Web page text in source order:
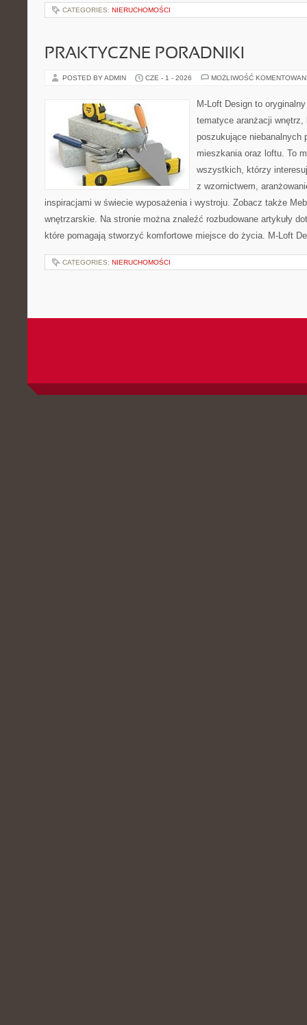
CATEGORIES: NIERUCHOMOŚCI
PRAKTYCZNE PORADNIKI
POSTED BY ADMIN CZE - 1 - 2026 MOŻLIWOŚĆ
M-Loft Design to
tematyce aranżacji
poszukujące niebanalnych
mieszkania oraz loftu. To
wszystkich, którzy
z wzornictwem,
inspiracjami w świecie wyposażenia i wystroju. Zobacz także
wnętrzarskie. Na stronie można znaleźć rozbudowane artykuły
które pomagają stworzyć komfortowe miejsce do życia. M-Loft
CATEGORIES: NIERUCHOMOŚCI